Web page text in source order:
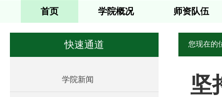
首页 学院概况 师资队伍
快速通道
学院新闻
您现在的
坚